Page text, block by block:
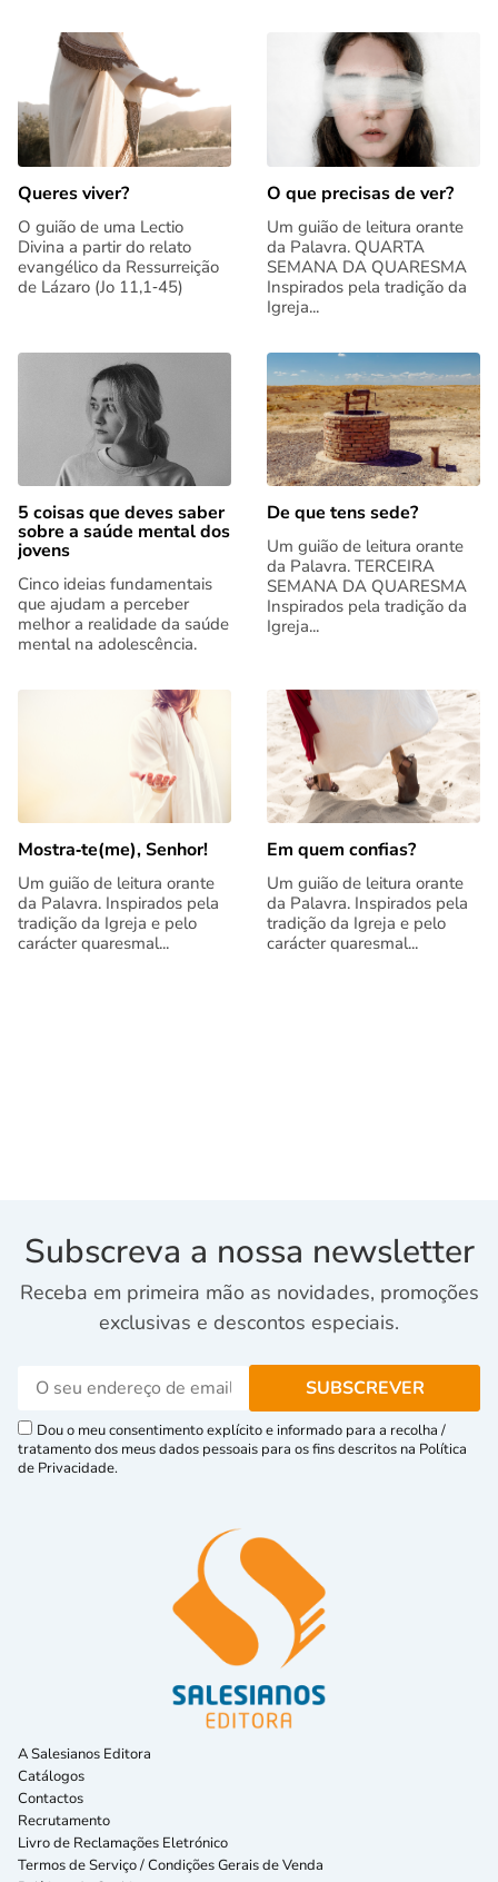
Queres viver?
O guião de uma Lectio
Divina a partir do relato
evangélico da Ressurreição
de Lázaro (Jo 11,1‑45)
O que precisas de ver?
Um guião de leitura orante
da Palavra. QUARTA
SEMANA DA QUARESMA
Inspirados pela tradição da
Igreja...
5 coisas que deves saber
sobre a saúde mental dos
jovens
Cinco ideias fundamentais
que ajudam a perceber
melhor a realidade da saúde
mental na adolescência.
De que tens sede?
Um guião de leitura orante
da Palavra. TERCEIRA
SEMANA DA QUARESMA
Inspirados pela tradição da
Igreja...
Mostra‑te(me), Senhor!
Um guião de leitura orante
da Palavra. Inspirados pela
tradição da Igreja e pelo
carácter quaresmal...
Em quem confias?
Um guião de leitura orante
da Palavra. Inspirados pela
tradição da Igreja e pelo
carácter quaresmal...
Subscreva a nossa newsletter
Receba em primeira mão as novidades, promoções
exclusivas e descontos especiais.
Dou o meu consentimento explícito e informado para a recolha /
tratamento dos meus dados pessoais para os fins descritos na Política
de Privacidade.
A Salesianos Editora
Catálogos
Contactos
Recrutamento
Livro de Reclamações Eletrónico
Termos de Serviço / Condições Gerais de Venda